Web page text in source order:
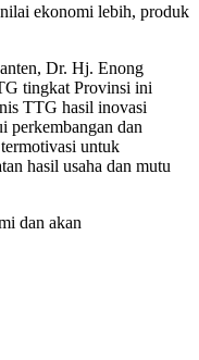
ekonomi lebih, produk
Dr. Hj. Enong
tingkat Provinsi ini
TTG hasil inovasi
perkembangan dan
untuk
hasil usaha dan mutu
dan akan